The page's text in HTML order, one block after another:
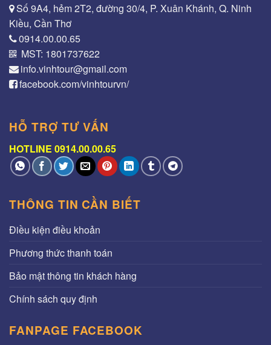
Số 9A4, hẻm 2T2, đường 30/4, P. Xuân Khánh, Q. Ninh
Kiều, Cần Thơ
0914.00.00.65
MST: 1801737622
info.vinhtour@gmail.com
facebook.com/vinhtourvn/
HỖ TRỢ TƯ VẤN
HOTLINE 0914.00.00.65
THÔNG TIN CẦN BIẾT
Điều kiện điều khoản
Phương thức thanh toán
Bảo mật thông tin khách hàng
Chính sách quy định
FANPAGE FACEBOOK